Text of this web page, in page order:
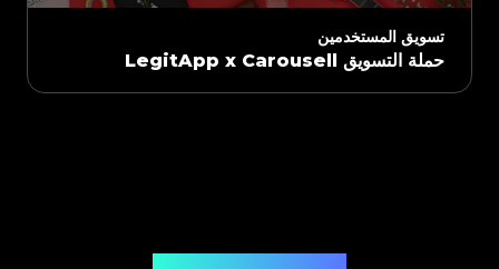
تسويق المستخدمين
حملة التسويق LegitApp x Carousell